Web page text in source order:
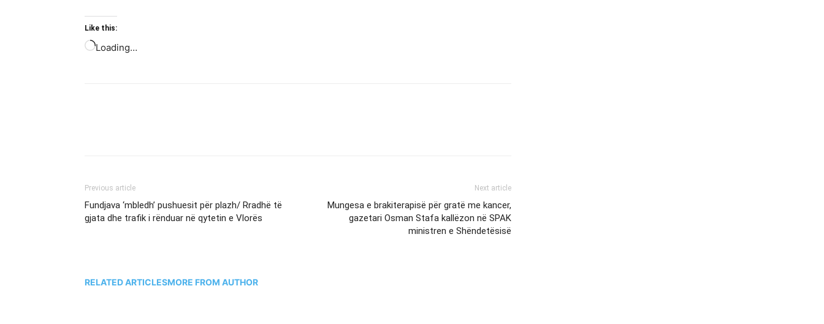
Like this:
Loading…
Previous article
Fundjava ‘mbledh’ pushuesit për plazh/ Rradhë të
gjata dhe trafik i rënduar në qytetin e Vlorës
Next article
Mungesa e brakiterapisë për gratë me kancer,
gazetari Osman Stafa kallëzon në SPAK
ministren e Shëndetësisë
RELATED ARTICLESMORE FROM AUTHOR